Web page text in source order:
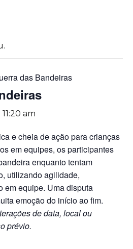
das Bandeiras
11:20 am
e cheia de ação para crianças
em equipes, os participantes
enquanto tentam
utilizando agilidade,
em equipe. Uma disputa
emoção do início ao fim.
de data, local ou
prévio.